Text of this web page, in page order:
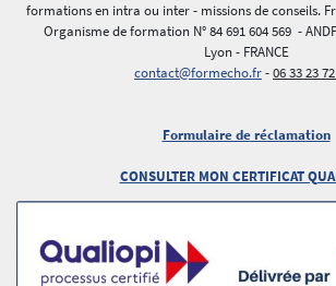
formations en intra ou inter - missions de conseils.
Organisme de formation N° 84 691 604 569 -
Lyon - FRANCE
contact@formecho.fr-06 33 23
Formulaire de réclamation
CONSULTER MON CERTIFICAT